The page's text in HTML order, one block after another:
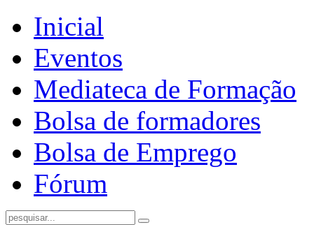
Inicial
Eventos
Mediateca de Formação
Bolsa de formadores
Bolsa de Emprego
Fórum